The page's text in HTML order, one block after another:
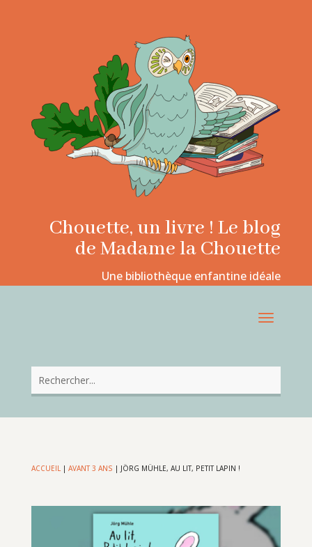
Chouette, un livre ! Le blog
de Madame la Chouette
Une bibliothèque enfantine idéale
ACCUEIL| AVANT 3 ANS | JÖRG MÜHLE, AU LIT, PETIT LAPIN !